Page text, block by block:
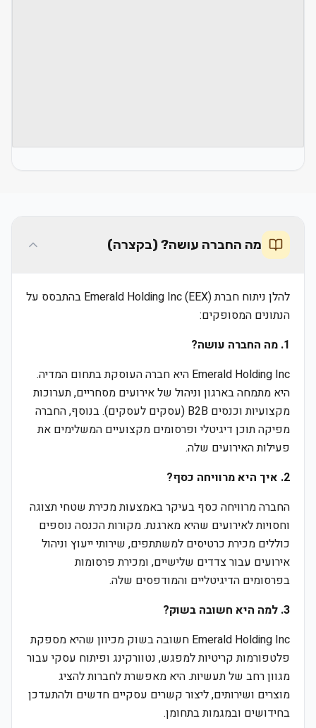
מה החברה עושה? (בקצרה)
להלן ניתוח חברת Emerald Holding Inc (EEX) בהתבסס על
הנתונים המסופקים:
1. מה החברה עושה?
Emerald Holding Inc היא חברה העוסקת בתחום המדיה.
היא מתמחה בארגון וניהול של אירועים מסחריים, תערוכות
מקצועיות וכנסים B2B (עסקים לעסקים). בנוסף, החברה
מפיקה תוכן דיגיטלי ופרסומים מקצועיים המשלימים את
פעילות האירועים שלה.
2. איך היא מרוויחה כסף?
החברה מרוויחה כסף בעיקר באמצעות מכירת שטחי תצוגה
וחסויות לאירועים שהיא מארגנת. מקורות הכנסה נוספים
כוללים מכירת כרטיסים למשתתפים, שירותי ייעוץ וניהול
אירועים עבור צדדים שלישיים, ומכירת פרסומות
בפרסומים הדיגיטליים והמודפסים שלה.
3. למה היא חשובה בשוק?
Emerald Holding Inc חשובה בשוק מכיוון שהיא מספקת
פלטפורמות קריטיות למפגש, נטוורקינג ופיתוח עסקי עבור
מגוון רחב של תעשיות. היא מאפשרת לחברות להציג
מוצרים ושירותים, ליצור קשרים עסקיים חדשים ולהתעדכן
בחידושים ובמגמות בתחומן.